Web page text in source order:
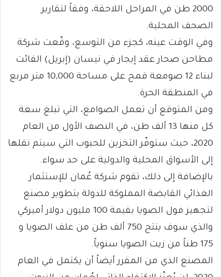
2000 طن في المراحل اللاحقة، وفقاً لتقارير
الصحف المحلية.
وفي الوقت عينه، كجزء من التوسع، وقّعت شركة
مطاحن صحار عقد إيجار في نيسان (إبريل) الفائت
لبناء 12 صومعة قمح على مساحة 10,000 متر مربع
في المنطقة الحرة.
ومن المتوقع أن تعمل الصوامع، التي تبلغ سعة
كل منها 13 ألف طن، في النصف الأول من العام
2020، حيث ستوفّر التخزين للحبوب التي سيتم نقلها
إلى الأسواق المحلية والدولية على حد سواء.
بالإضافة إلى ذلك، تقوم شركة عُمان للإستثمار
الغذائي القابضة المملوكة للدولة بتطوير مصنع
لتجهيز فول الصويا بقيمة 100 مليون دولار أميركي
والذي سوف ينتج 750 ألف طن من علف الصويا و
175 طناً من زيت الصويا سنوياً.
المصنع الذي من المقرر أيضاً أن يكتمل في العام